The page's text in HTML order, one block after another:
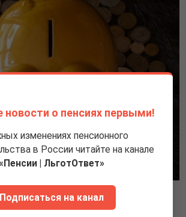
Фото pixabay.com
новости о пенсиях первыми!
изменениях пенсионного
в России читайте на канале
| ЛьготОтвет»
Подписаться на канал